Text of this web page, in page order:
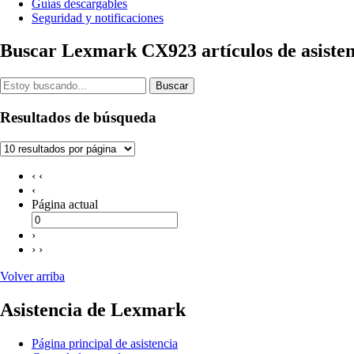
Guías descargables
Seguridad y notificaciones
Buscar Lexmark CX923 artículos de
Buscar
Resultados de búsqueda
‹ ‹
‹
Página actual
›
› ›
Volver arriba
Asistencia de Lexmark
Página principal de asistencia